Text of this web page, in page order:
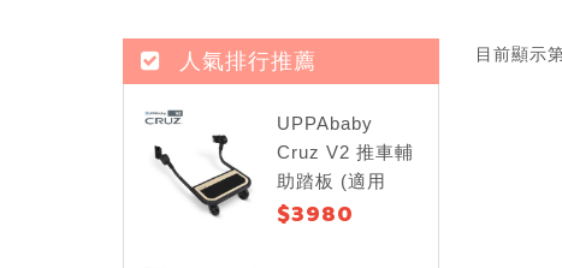
人氣排行推薦
UPPAbaby
Cruz V2 推車輔
助踏板 (適用
Cruz V2)
$3980
目前顯示